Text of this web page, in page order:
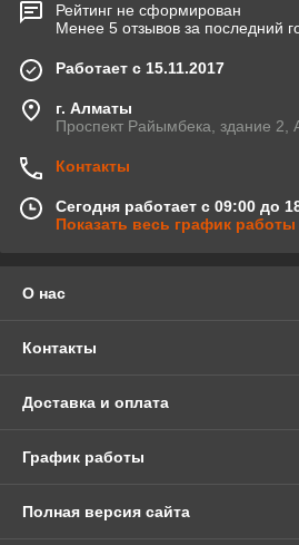
Рейтинг не сформирован
Менее 5 отзывов за последний
Работает с 15.11.2017
г. Алматы
Проспект Райымбека, здание 2,
Контакты
Сегодня работает с 09:00 до
Показать весь график работы
О нас
Контакты
Доставка и оплата
График работы
Полная версия сайта